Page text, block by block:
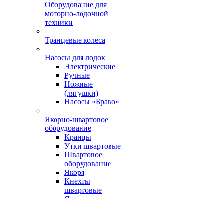
Оборудование для
моторно-лодочной
техники
Транцевые колеса
Насосы для лодок
Электрические
Ручные
Ножные
(лягушки)
Насосы «Браво»
Якорно-швартовое
оборудование
Кранцы
Утки швартовые
Швартовое
оборудование
Якоря
Кнехты
швартовые